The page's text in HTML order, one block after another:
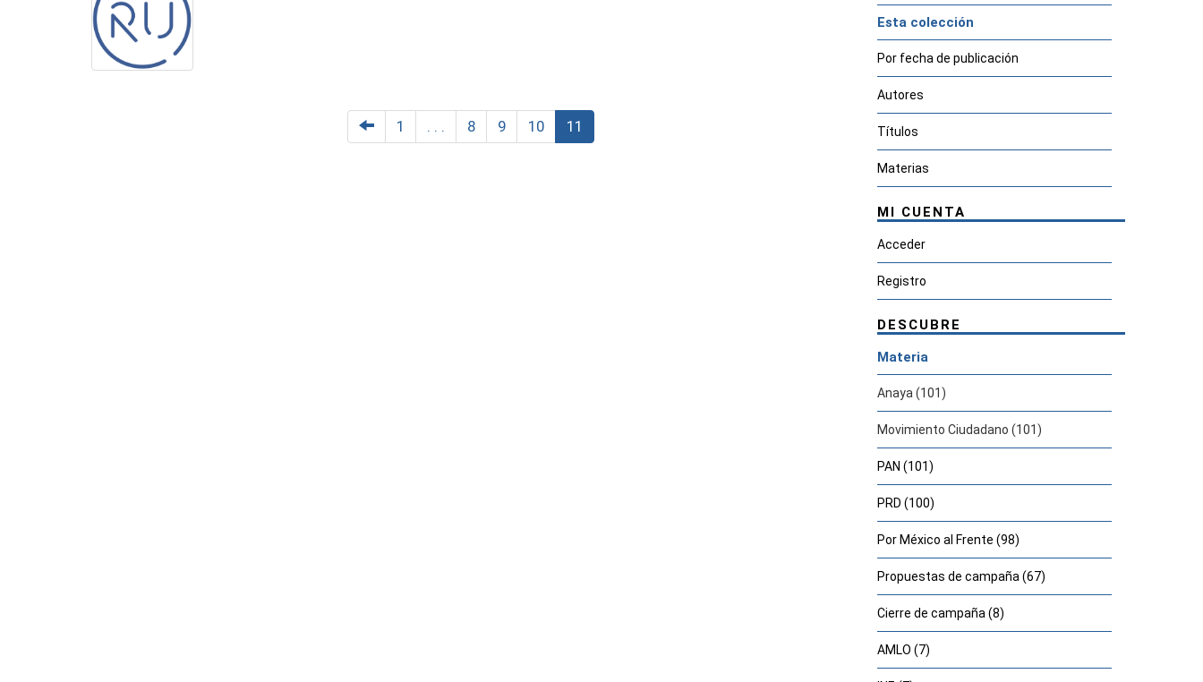
1 . . . 8 9 10 11
Esta colección
Por fecha de publicación
Autores
Títulos
Materias
MI CUENTA
Acceder
Registro
DESCUBRE
Materia
Anaya (101)
Movimiento Ciudadano (101)
PAN (101)
PRD (100)
Por México al Frente (98)
Propuestas de campaña (67)
Cierre de campaña (8)
AMLO (7)